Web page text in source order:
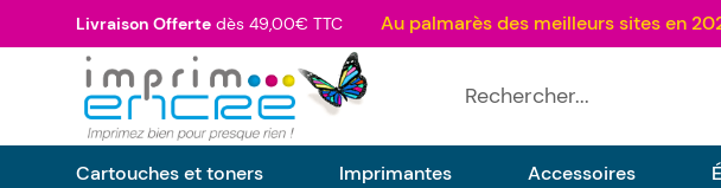
Livraison Offerte dès 49,00€ TTC
Cartouches et toners Imprimantes Accessoires